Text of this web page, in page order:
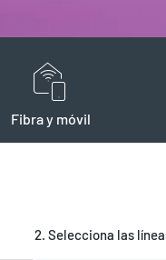
Fibra y móvil
2. Selecciona las